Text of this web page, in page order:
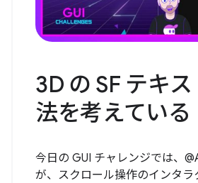
3D の SF テキ
法を考えている
今日の GUI チャレンジでは、
が、スクロール操作のインタラ